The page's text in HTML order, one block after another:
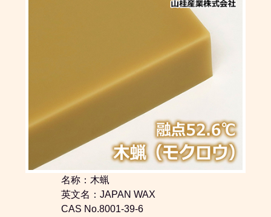
名称：木蝋
英文名：JAPAN WAX
CAS No.8001-39-6